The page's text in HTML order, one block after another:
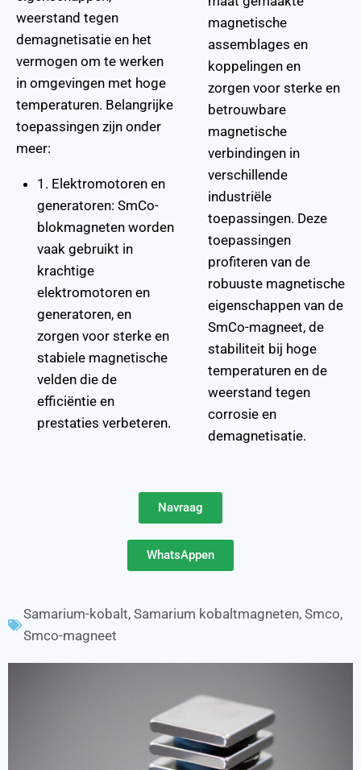
weerstand tegen
demagnetisatie en het
vermogen om te werken
in omgevingen met hoge
temperaturen. Belangrijke
toepassingen zijn onder
meer:
1. Elektromotoren en
generatoren: SmCo-
blokmagneten worden
vaak gebruikt in
krachtige
elektromotoren en
generatoren, en
zorgen voor sterke en
stabiele magnetische
velden die de
efficiëntie en
prestaties verbeteren.
magnetische
assemblages en
koppelingen en
zorgen voor sterke en
betrouwbare
magnetische
verbindingen in
verschillende
industriële
toepassingen. Deze
toepassingen
profiteren van de
robuuste magnetische
eigenschappen van de
SmCo-magneet, de
stabiliteit bij hoge
temperaturen en de
weerstand tegen
corrosie en
demagnetisatie.
Navraag
WhatsAppen
Samarium-kobalt, Samarium kobaltmagneten, Smco,
Smco-magneet